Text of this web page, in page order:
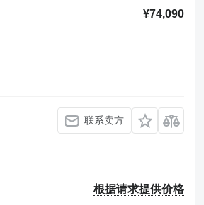
¥74,090
联系卖方
根据请求提供价格